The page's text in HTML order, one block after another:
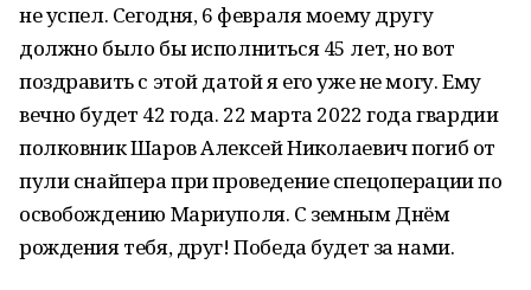
не успел. Сегодня, 6 февраля моему другу
должно было бы исполниться 45 лет, но вот
поздравить с этой датой я его уже не могу. Ему
вечно будет 42 года. 22 марта 2022 года гвардии
полковник Шаров Алексей Николаевич погиб от
пули снайпера при проведение спецоперации по
освобождению Мариуполя. С земным Днём
рождения тебя, друг! Победа будет за нами.